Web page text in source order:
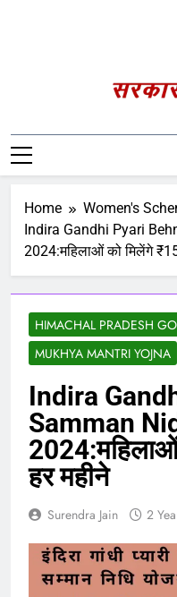
Central
Home
Women's
Indira Gandhi Pyari
2024:महिलाओं को मिलेंगे
HIMACHAL PRADESH
MUKHYA MANTRI YOJNA
Indira
Samman
हर महीने
Surendra Jain 2